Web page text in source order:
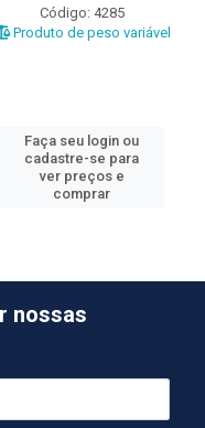
Código: 4285
Produto de peso variável
Faça seu login ou
cadastre-se para
ver preços e
comprar
nossas